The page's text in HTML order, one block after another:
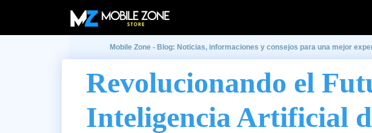
Mobile Zone - Blog: Noticias, informaciones y consejos para una mejor
Revolucionando el
Inteligencia Artificial